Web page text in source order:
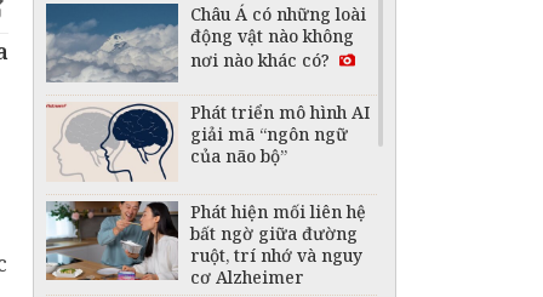
Châu Á có những loài
động vật nào không
nơi nào khác có?
Phát triển mô hình AI
giải mã “ngôn ngữ
của não bộ”
Phát hiện mối liên hệ
bất ngờ giữa đường
ruột, trí nhớ và nguy
cơ Alzheimer